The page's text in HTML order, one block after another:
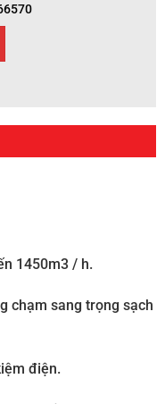
quantity
1450m3 / h.
chạm sang trọng sạch
điện.